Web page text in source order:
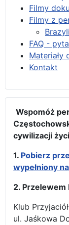
Filmy
Filmy z
FAQ -
Materiały
Kontakt
Wspomóż
cywilizacji
1. Pobierz
wypełniony
2. Przelewem
Klub
ul. Jaśkowa